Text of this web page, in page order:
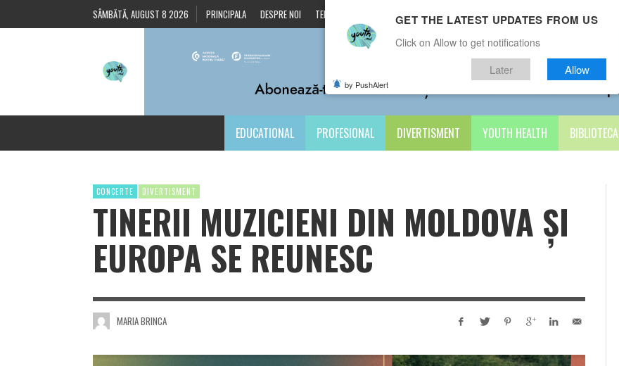
SÂMBĂTĂ, AUGUST 8 2026 PRINCIPALA DESPRE NOI TERMENI ȘI CONDIȚII CONTACTE
EDUCATIONAL PROFESIONAL DIVERTISMENT YOUTH HEALTH BIBLIOTECA
CONCERTE DIVERTISMENT
TINERII MUZICIENI DIN MOLDOVA ȘI
EUROPA SE REUNESC
MARIA BRINCA
GET THE LATEST UPDATES FROM US
Click on Allow to get notifications
Later Allow
by PushAlert